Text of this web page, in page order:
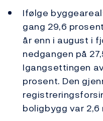
Ifølge
gang 29,6
år enn i august i
nedgangen på
Igangsettingen
prosent. Den
boligbygg var